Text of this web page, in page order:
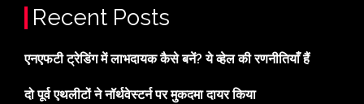
Recent Posts
एनएफटी ट्रेडिंग में लाभदायक कैसे बनें? ये व्हेल की रणनीतियाँ हैं
दो पूर्व एथलीटों ने नॉर्थवेस्टर्न पर मुकदमा दायर किया